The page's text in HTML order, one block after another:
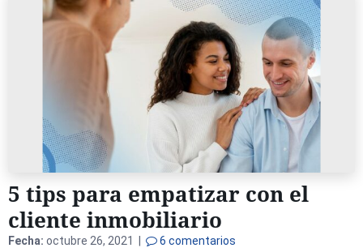
5 tips para empatizar con el
cliente inmobiliario
Fecha: octubre 26, 2021 | 6 comentarios